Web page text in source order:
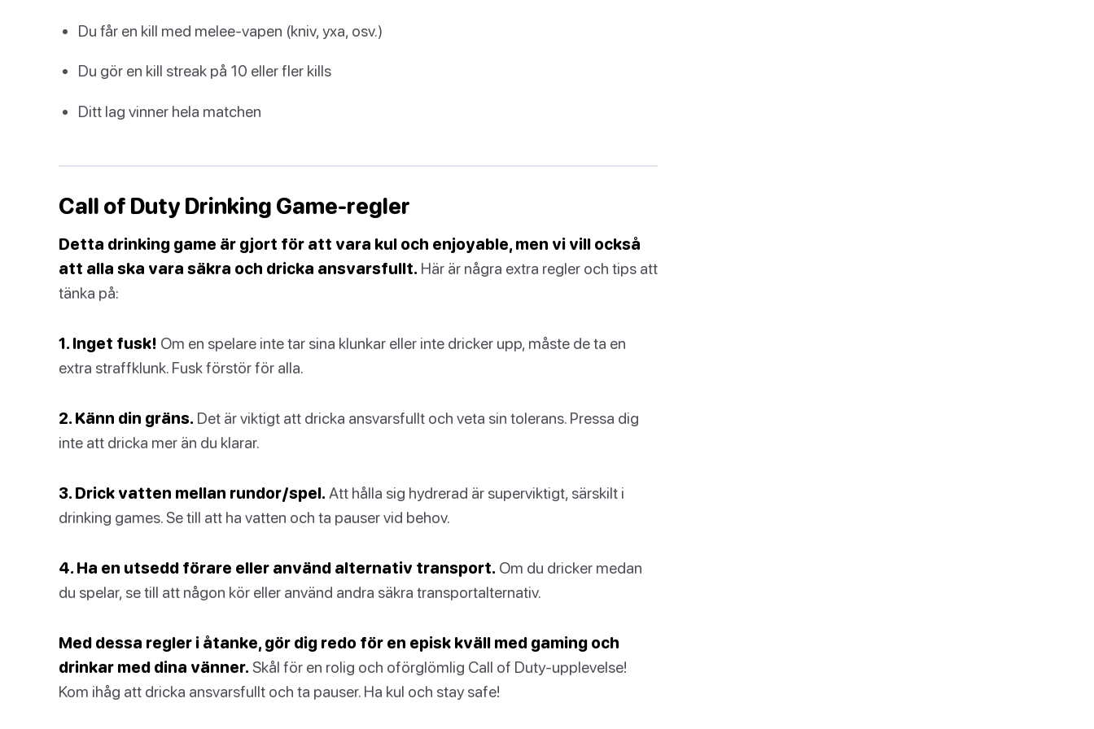
Du får en kill med melee-vapen (kniv, yxa, osv.)
Du gör en kill streak på 10 eller fler kills
Ditt lag vinner hela matchen
Call of Duty Drinking Game-regler
Detta drinking game är gjort för att vara kul och enjoyable, men vi vill också
att alla ska vara säkra och dricka ansvarsfullt. Här är några extra regler och tips att
tänka på:
1. Inget fusk! Om en spelare inte tar sina klunkar eller inte dricker upp, måste de ta en
extra straffklunk. Fusk förstör för alla.
2. Känn din gräns. Det är viktigt att dricka ansvarsfullt och veta sin tolerans. Pressa dig
inte att dricka mer än du klarar.
3. Drick vatten mellan rundor/spel. Att hålla sig hydrerad är superviktigt, särskilt i
drinking games. Se till att ha vatten och ta pauser vid behov.
4. Ha en utsedd förare eller använd alternativ transport. Om du dricker medan
du spelar, se till att någon kör eller använd andra säkra transportalternativ.
Med dessa regler i åtanke, gör dig redo för en episk kväll med gaming och
drinkar med dina vänner. Skål för en rolig och oförglömlig Call of Duty-upplevelse!
Kom ihåg att dricka ansvarsfullt och ta pauser. Ha kul och stay safe!